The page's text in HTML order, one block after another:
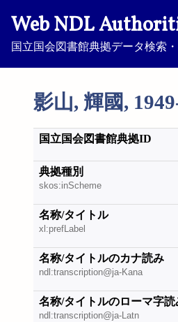
Web NDL
国立国会図書館典拠データ検索
影山, 輝國,
国立国会図書館典拠ID
典拠種別
skos:inScheme
名称/タイトル
xl:prefLabel
名称/タイトルのカナ読み
ndl:transcription@ja-Kana
名称/タイトルのローマ字読
ndl:transcription@ja-Latn